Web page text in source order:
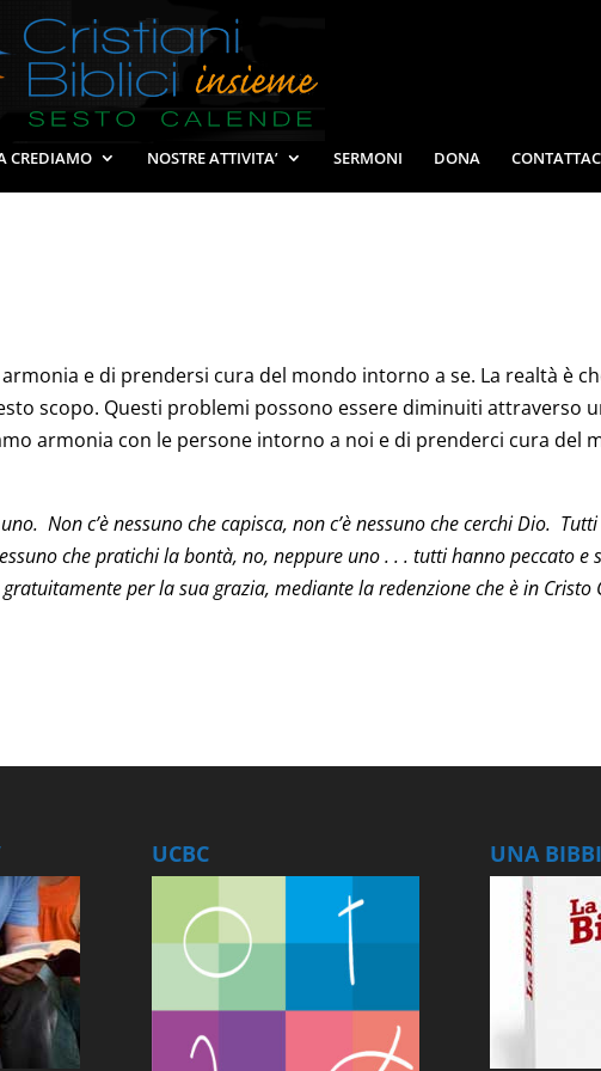
CREDIAMO NOSTRE ATTIVITA’ SERMONI DONA
e di prendersi cura del mondo intorno a se. La realtà è
scopo. Questi problemi possono essere diminuiti attraverso
armonia con le persone intorno a noi e di prenderci cura del
Non c’è nessuno che capisca, non c’è nessuno che cerchi Dio.
che pratichi la bontà, no, neppure uno . . . tutti hanno peccato e
per la sua grazia, mediante la redenzione che è in Cristo
UCBC UNA